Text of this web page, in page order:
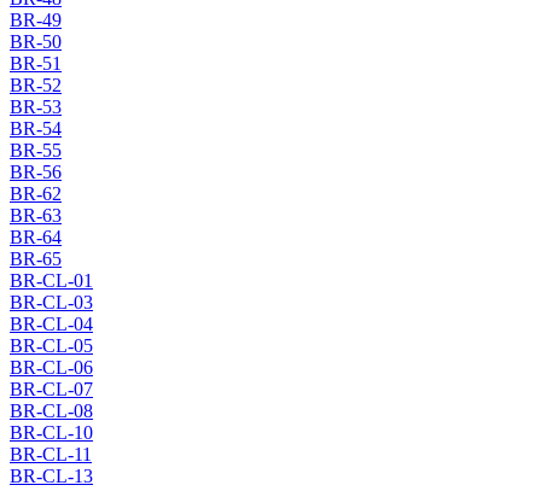
BR-49
BR-50
BR-51
BR-52
BR-53
BR-54
BR-55
BR-56
BR-62
BR-63
BR-64
BR-65
BR-CL-01
BR-CL-03
BR-CL-04
BR-CL-05
BR-CL-06
BR-CL-07
BR-CL-08
BR-CL-10
BR-CL-11
BR-CL-13